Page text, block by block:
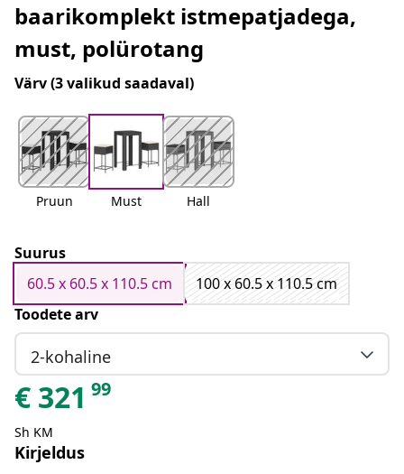
baarikomplekt istmepatjadega,
must, polürotang
Värv(3 valikud saadaval)
Pruun Must Hall
Suurus
60.5 x 60.5 x 110.5 cm
100 x 60.5 x 110.5 cm
Toodete arv
2-kohaline
€ 321 99
Sh KM
Kirjeldus